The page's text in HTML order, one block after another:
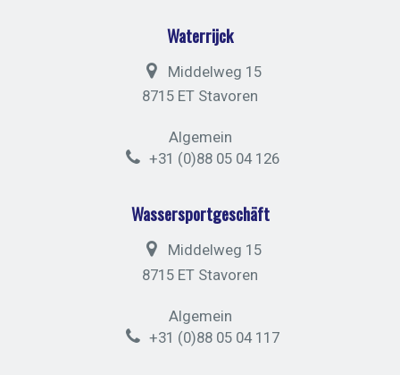
Waterrijck
Middelweg 15
8715 ET Stavoren
Algemein
+31 (0)88 05 04 126
Wassersportgeschäft
Middelweg 15
8715 ET Stavoren
Algemein
+31 (0)88 05 04 117